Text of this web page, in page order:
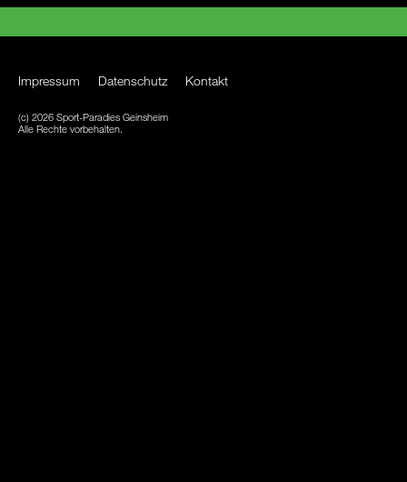
Impressum Datenschutz Kontakt
(c) 2026 Sport-Paradies Geinsheim
Alle Rechte vorbehalten.